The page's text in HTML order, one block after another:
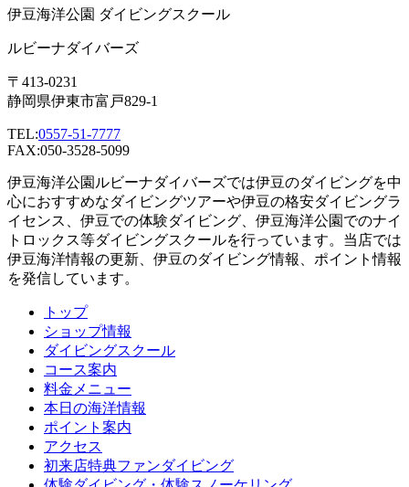
伊豆海洋公園 ダイビングスクール
ルビーナダイバーズ
〒413-0231
静岡県伊東市富戸829-1
TEL:0557-51-7777
FAX:050-3528-5099
伊豆海洋公園ルビーナダイバーズでは伊豆のダイビングを中
心におすすめなダイビングツアーや伊豆の格安ダイビングラ
イセンス、伊豆での体験ダイビング、伊豆海洋公園でのナイ
トロックス等ダイビングスクールを行っています。当店では
伊豆海洋情報の更新、伊豆のダイビング情報、ポイント情報
を発信しています。
トップ
ショップ情報
ダイビングスクール
コース案内
料金メニュー
本日の海洋情報
ポイント案内
アクセス
初来店特典ファンダイビング